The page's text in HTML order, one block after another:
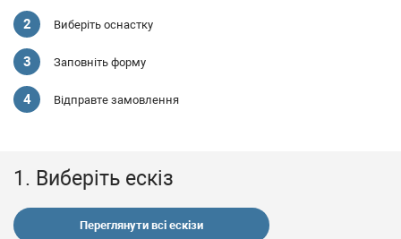
Виберіть оснастку
Заповніть форму
Відправте замовлення
1. Виберіть ескіз
Переглянути всі ескізи